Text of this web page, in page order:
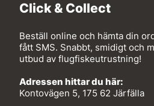
Click & Collect
Beställ online och hämta din
fått SMS. Snabbt, smidigt och
utbud av flugfiskeutrustning!
Adressen hittar du här:
Kontovägen 5, 175 62 Järfälla